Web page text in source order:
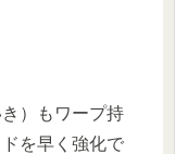
）もワープ持
を早く強化で